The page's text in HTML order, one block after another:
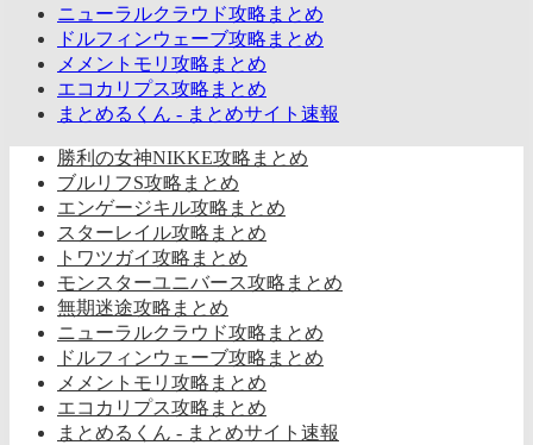
ニューラルクラウド攻略まとめ
ドルフィンウェーブ攻略まとめ
メメントモリ攻略まとめ
エコカリプス攻略まとめ
まとめるくん - まとめサイト速報
勝利の女神NIKKE攻略まとめ
ブルリフS攻略まとめ
エンゲージキル攻略まとめ
スターレイル攻略まとめ
トワツガイ攻略まとめ
モンスターユニバース攻略まとめ
無期迷途攻略まとめ
ニューラルクラウド攻略まとめ
ドルフィンウェーブ攻略まとめ
メメントモリ攻略まとめ
エコカリプス攻略まとめ
まとめるくん - まとめサイト速報